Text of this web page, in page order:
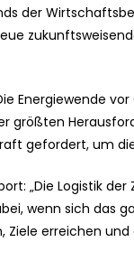
der
Energiewende
größten
gefordert, um
„Die Logistik
wenn sich das
erreichen